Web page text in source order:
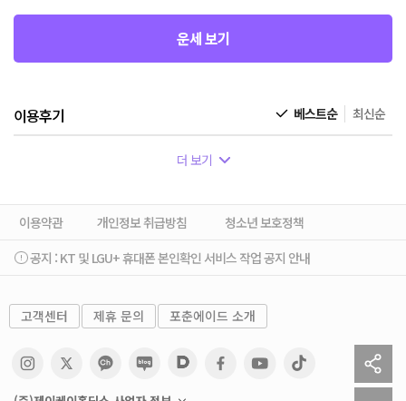
운세 보기
이용후기 베스트순 최신순
더 보기
이용약관 개인정보 취급방침
청소년 보호정책
공지 : KT 및 LGU+ 휴대폰 본인확인 서비스 작업 공지 안내
고객센터 제휴 문의 포춘에이드 소개